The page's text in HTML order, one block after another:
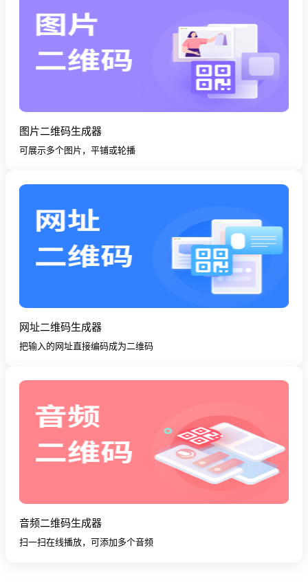
图片二维码生成器
可展示多个图片，平铺或轮播
网址二维码生成器
把输入的网址直接编码成为二维码
音频二维码生成器
扫一扫在线播放，可添加多个音频